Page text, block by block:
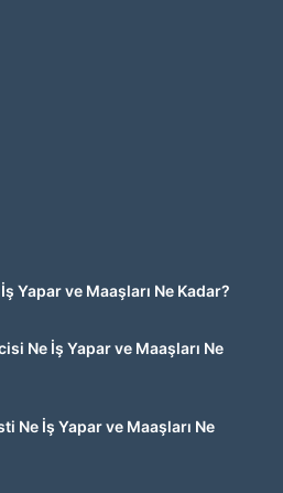
İş Yapar ve Maaşları Ne Kadar?
Ne İş Yapar ve Maaşları Ne
Ne İş Yapar ve Maaşları Ne